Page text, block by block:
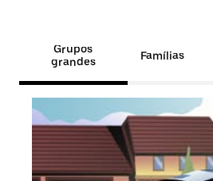
Grupos
grandes
Famílias